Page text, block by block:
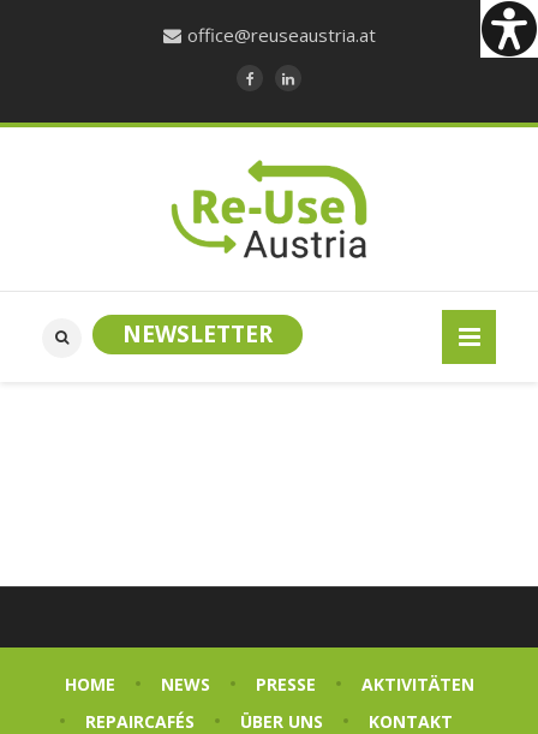
office@reuseaustria.at
NEWSLETTER
HOME NEWS PRESSE
AKTIVITÄTEN
REPAIRCAFÉS
ÜBER UNS KONTAKT